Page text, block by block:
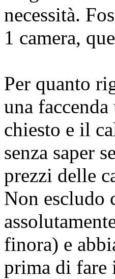
necessità.
1 camera,
Per quanto
una
chiesto e il
senza saper
prezzi delle
Non escludo
finora) e
prima di fare